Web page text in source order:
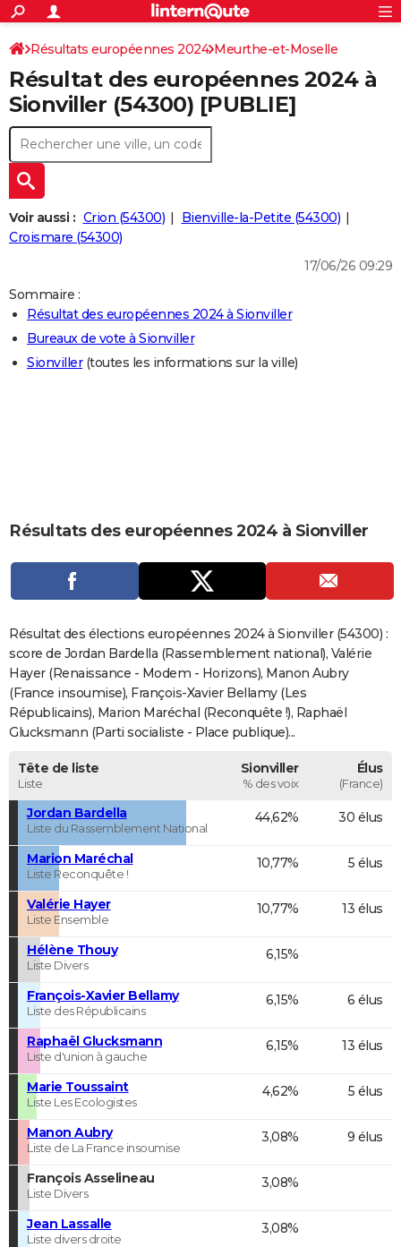
ACTUALITÉS
Politique
Société
Faits Divers
Education
Monde
Villes
+
SPORT
Coupe du monde 2026
Football
Tennis
Cyclisme
Rugby
Forum
CULTURE
Programme TV
TNT
Streaming
Cinéma
Sorties cinéma
Musique
+
FINANCE
Retraite
Impôts
Epargne
Immobilier
Risques naturels par ville
Banque
Assurance
Crédit
AUTO
Essais
Réserver un essai
Citadines
Berlines
SUV
Forum auto
+
HIGH-TECH
Mobiles
Meilleur smartphone
Internet
Ordinateurs
Jeux vidéo
Guide high-tech
+
BRICOLAGE
Guides de France
Escapades
Patrimoine
Expositions
Musées
Week-end nature
LIFESTYLE
Art de vivre
Bien-être
Loisirs
Mode
Modes de vie
CARTE DE VOEUX
Carte de Noël
Carte Bonne année
Carte Saint-Valentin
Carte Pâques
Carte d'anniversaire
DICTIONNAIRE
Dictionnaire
Biographies
Citations
Expressions
Proverbes
PROGRAMME TV
COPAINS D'AVANT
S'inscrire
Se connecter
Lycées
Collèges
Primaires
Universités
Entreprises
Service militaire
Avis de recherche
AVIS DE DÉCÈS
FORUM
Rechercher
S'inscrire
Connexion
Résultats européennes 2024 Meurthe-et-Moselle
Résultat des européennes 2024 à
Sionviller (54300) [PUBLIE]
Voir aussi : Crion (54300)
Bienville-la-Petite (54300)
Croismare (54300)
17/06/26 09:29
Sommaire :
Résultat des européennes 2024 à Sionviller
Bureaux de vote à Sionviller
Sionviller(toutes les informations sur la ville)
Résultats des européennes 2024 à Sionviller
Résultat des élections européennes 2024 à Sionviller (54300) :
score de Jordan Bardella (Rassemblement national), Valérie
Hayer (Renaissance - Modem - Horizons), Manon Aubry
(France insoumise), François-Xavier Bellamy (Les
Républicains), Marion Maréchal (Reconquête !), Raphaël
Glucksmann (Parti socialiste - Place publique)...
Tête de liste
Liste
Sionviller
% des voix
Élus
(France)
Jordan Bardella
Liste du Rassemblement National
44,62% 30 élus
Marion Maréchal
Liste Reconquête !
10,77% 5 élus
Valérie Hayer
Liste Ensemble
10,77% 13 élus
Hélène Thouy
Liste Divers
6,15%
François-Xavier Bellamy
Liste des Républicains
6,15% 6 élus
Raphaël Glucksmann
Liste d'union à gauche
6,15% 13 élus
Marie Toussaint
Liste Les Ecologistes
4,62% 5 élus
Manon Aubry
Liste de La France insoumise
3,08% 9 élus
François Asselineau
Liste Divers
3,08%
Jean Lassalle
Liste divers droite
3,08%